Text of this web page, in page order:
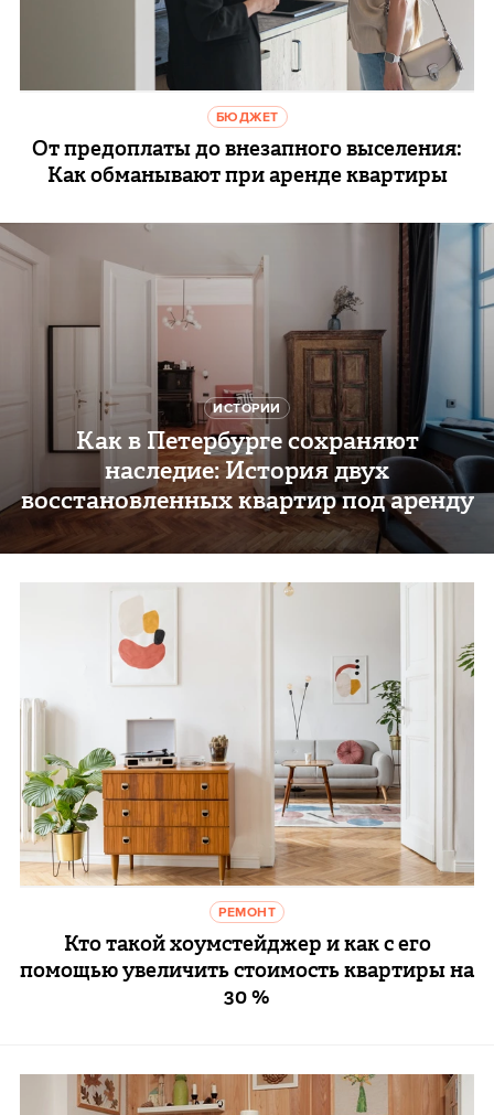
БЮДЖЕТ
От предоплаты до внезапного выселения:
Как обманывают при аренде квартиры
ИСТОРИИ
Как в Петербурге сохраняют
наследие: История двух
восстановленных квартир под аренду
РЕМОНТ
Кто такой хоумстейджер и как с его
помощью увеличить стоимость квартиры на
30 %